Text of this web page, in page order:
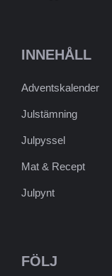
INNEHÅLL
Adventskalender
Julstämning
Julpyssel
Mat & Recept
Julpynt
FÖLJ